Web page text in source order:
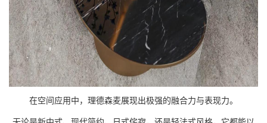
在空间应用中，理德森麦展现出极强的融合力与表现力。